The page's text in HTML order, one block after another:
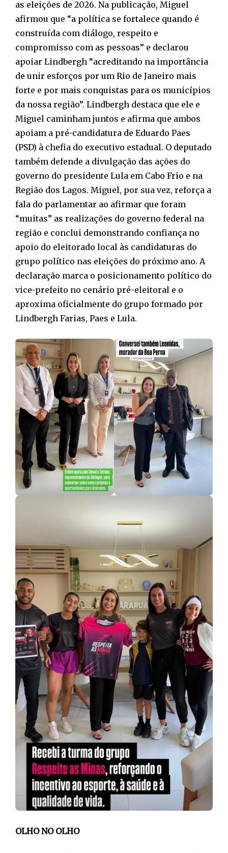
as eleições de 2026. Na publicação, Miguel
afirmou que “a política se fortalece quando é
construída com diálogo, respeito e
compromisso com as pessoas” e declarou
apoiar Lindbergh “acreditando na importância
de unir esforços por um Rio de Janeiro mais
forte e por mais conquistas para os municípios
da nossa região”. Lindbergh destaca que ele e
Miguel caminham juntos e afirma que ambos
apoiam a pré-candidatura de Eduardo Paes
(PSD) à chefia do executivo estadual. O deputado
também defende a divulgação das ações do
governo do presidente Lula em Cabo Frio e na
Região dos Lagos. Miguel, por sua vez, reforça a
fala do parlamentar ao afirmar que foram
“muitas” as realizações do governo federal na
região e conclui demonstrando confiança no
apoio do eleitorado local às candidaturas do
grupo político nas eleições do próximo ano. A
declaração marca o posicionamento político do
vice-prefeito no cenário pré-eleitoral e o
aproxima oficialmente do grupo formado por
Lindbergh Farias, Paes e Lula.
OLHO NO OLHO